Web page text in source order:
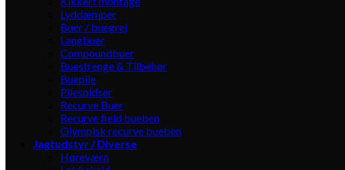
Lyddæmper
Buer / buegrej
Langbuer
Compoundbuer
Buestrenge & Tilbehør
Buepile
Pilespidser
Recurve Buer
Recurve field bueben
Olympisk recurve bueben
Jagtudstyr / Diverse
Høreværn